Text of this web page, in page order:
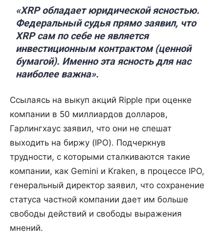
«XRP обладает юридической ясностью.
Федеральный судья прямо заявил, что
XRP сам по себе не является
инвестиционным контрактом (ценной
бумагой). Именно эта ясность для нас
наиболее важна».
Ссылаясь на выкуп акций Ripple при оценке
компании в 50 миллиардов долларов,
Гарлингхаус заявил, что они не спешат
выходить на биржу (IPO). Подчеркнув
трудности, с которыми сталкиваются такие
компании, как Gemini и Kraken, в процессе IPO,
генеральный директор заявил, что сохранение
статуса частной компании дает им больше
свободы действий и свободы выражения
мнений.